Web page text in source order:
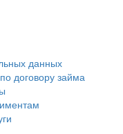
данных
договору займа